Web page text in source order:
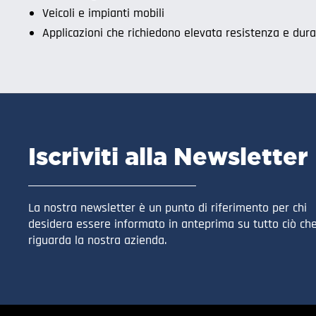
Veicoli e impianti mobili
Applicazioni che richiedono elevata resistenza e
Iscriviti alla Newsletter
La nostra newsletter è un punto di riferimento per chi
desidera essere informato in anteprima su tutto ciò che
riguarda la nostra azienda.